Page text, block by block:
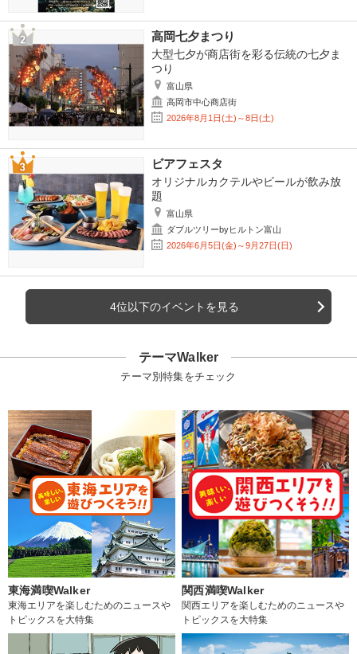
高岡七夕まつり
大型七夕が商店街を彩る伝統の七夕ま
つり
富山県
高岡市中心商店街
2026年8月1日(土)～8日(土)
ビアフェスタ
オリジナルカクテルやビールが飲み放
題
富山県
ダブルツリーbyヒルトン富山
2026年6月5日(金)～9月27日(日)
4位以下のイベントを見る
テーマWalker
テーマ別特集をチェック
東海満喫Walker
東海エリアを楽しむためのニュースや
トピックスを大特集
関西満喫Walker
関西エリアを楽しむためのニュースや
トピックスを大特集